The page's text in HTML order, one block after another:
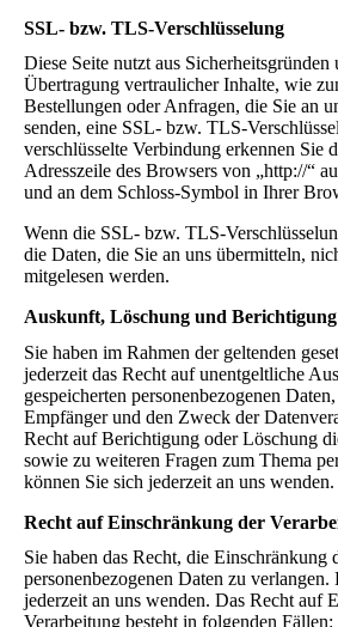
SSL- bzw. TLS-Verschlüsselung
Diese Seite nutzt aus Sicherheitsgründen
Übertragung vertraulicher Inhalte, wie
Bestellungen oder Anfragen, die Sie an
senden, eine SSL- bzw. TLS-
verschlüsselte Verbindung erkennen Sie
Adresszeile des Browsers von „http://“
und an dem Schloss-Symbol in Ihrer
Wenn die SSL- bzw. TLS-
die Daten, die Sie an uns übermitteln,
mitgelesen werden.
Auskunft, Löschung und Berichtigung
Sie haben im Rahmen der geltenden
jederzeit das Recht auf unentgeltliche
gespeicherten personenbezogenen
Empfänger und den Zweck der
Recht auf Berichtigung oder Löschung
sowie zu weiteren Fragen zum Thema
können Sie sich jederzeit an uns wenden.
Recht auf Einschränkung der
Sie haben das Recht, die Einschränkung
personenbezogenen Daten zu
jederzeit an uns wenden. Das Recht auf
Verarbeitung besteht in folgenden Fällen: